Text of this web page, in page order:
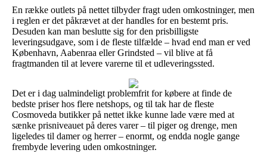
En række outlets på nettet tilbyder fragt uden omkostninger, men
i reglen er det påkrævet at der handles for en bestemt pris.
Desuden kan man beslutte sig for den prisbilligste
leveringsudgave, som i de fleste tilfælde – hvad end man er ved
København, Aabenraa eller Grindsted – vil blive at få
fragtmanden til at levere varerne til et udleveringssted.
Det er i dag ualmindeligt problemfrit for købere at finde de
bedste priser hos flere netshops, og til tak har de fleste
Cosmoveda butikker på nettet ikke kunne lade være med at
sænke prisniveauet på deres varer – til piger og drenge, men
ligeledes til damer og herrer – enormt, og endda nogle gange
frembyde levering uden omkostninger.